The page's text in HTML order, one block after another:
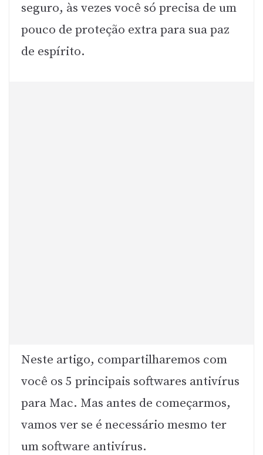
seguro, às vezes você só precisa de um
pouco de proteção extra para sua paz
de espírito.
Neste artigo, compartilharemos com
você os 5 principais softwares antivírus
para Mac. Mas antes de começarmos,
vamos ver se é necessário mesmo ter
um software antivírus.